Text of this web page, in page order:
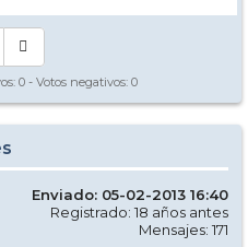
0 - Votos negativos: 0
Enviado: 05-02-2013 16:40
Registrado: 18 años antes
Mensajes: 171